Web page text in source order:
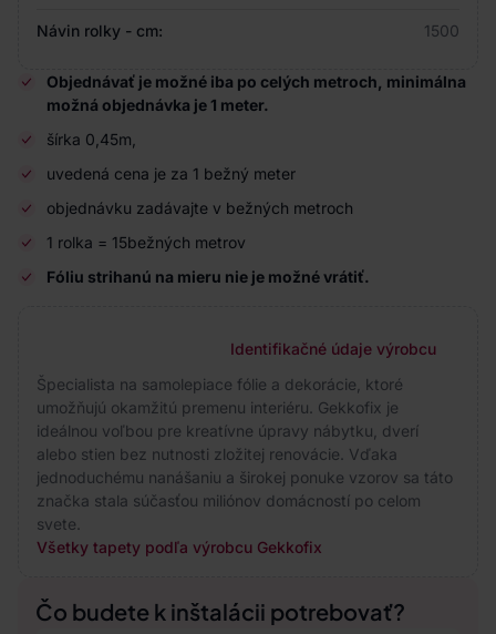
Návin rolky - cm: 1500
Objednávať je možné iba po celých metroch, minimálna
možná objednávka je 1 meter.
šírka 0,45m,
uvedená cena je za 1 bežný meter
objednávku zadávajte v bežných metroch
1 rolka = 15bežných metrov
Fóliu strihanú na mieru nie je možné vrátiť.
Identifikačné údaje výrobcu
Špecialista na samolepiace fólie a dekorácie, ktoré
umožňujú okamžitú premenu interiéru. Gekkofix je
ideálnou voľbou pre kreatívne úpravy nábytku, dverí
alebo stien bez nutnosti zložitej renovácie. Vďaka
jednoduchému nanášaniu a širokej ponuke vzorov sa táto
značka stala súčasťou miliónov domácností po celom
svete.
Všetky tapety podľa výrobcu Gekkofix
Čo budete k inštalácii potrebovať?